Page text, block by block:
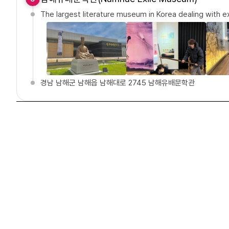
The largest literature museum in Korea dealing with
경남 남해군 남해읍 남해대로 2745 남해유배문학관